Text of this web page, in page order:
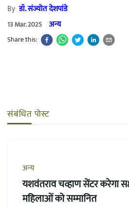
Byडॉ. संज्योत देशपांडे
13 Mar. 2025 अन्य
Share this:
संबंधित पोस्ट
अन्य
यशवंतराव चव्हाण सेंटर करेगा
महिलाओं को सम्मानित